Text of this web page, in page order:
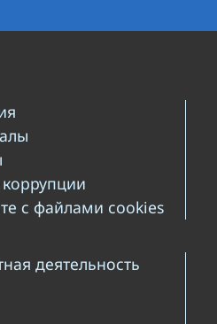
с файлами cookies
деятельность